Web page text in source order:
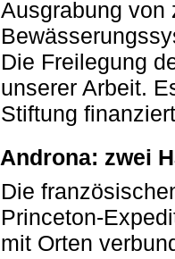
Ausgrabung von
Die Freilegung
unserer Arbeit.
Stiftung
Androna: zwei
Die
Princeton-
mit Orten